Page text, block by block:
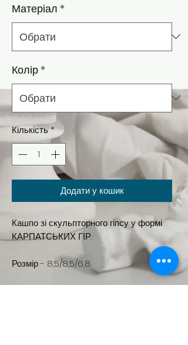
Матеріал *
Колір *
Кількість*
Додати у кошик
Кашпо зі скульпторного гіпсу у формі
КАРПАТСЬКИХ ГІР.
Розмір - 8,5/8,5/6,8